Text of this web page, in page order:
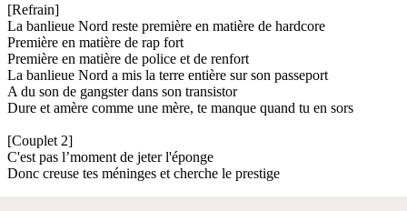
[Refrain]
La banlieue Nord reste première en matière de hardcore
Première en matière de rap fort
Première en matière de police et de renfort
La banlieue Nord a mis la terre entière sur son passeport
A du son de gangster dans son transistor
Dure et amère comme une mère, te manque quand tu en sors
[Couplet 2]
C'est pas l’moment de jeter l'éponge
Donc creuse tes méninges et cherche le prestige